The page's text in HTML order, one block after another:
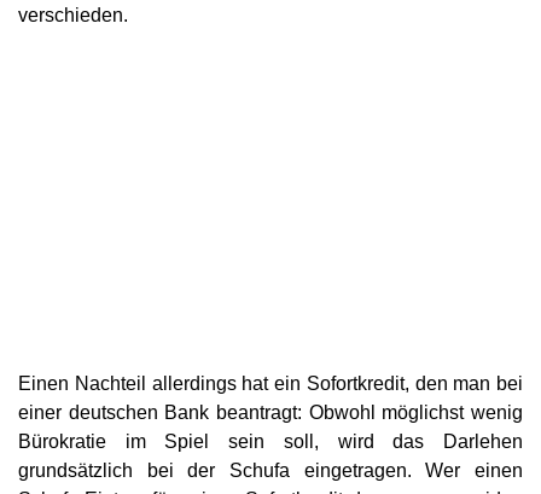
verschieden.
Einen Nachteil allerdings hat ein Sofortkredit, den man bei
einer deutschen Bank beantragt: Obwohl möglichst wenig
Bürokratie im Spiel sein soll, wird das Darlehen
grundsätzlich bei der Schufa eingetragen. Wer einen